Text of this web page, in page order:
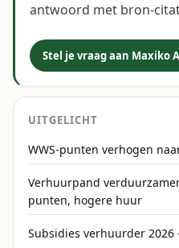
antwoord met bron-
Stel je vraag aan Maxiko
UITGELICHT
WWS-punten verhogen
Verhuurpand
punten, hogere huur
Subsidies verhuurder